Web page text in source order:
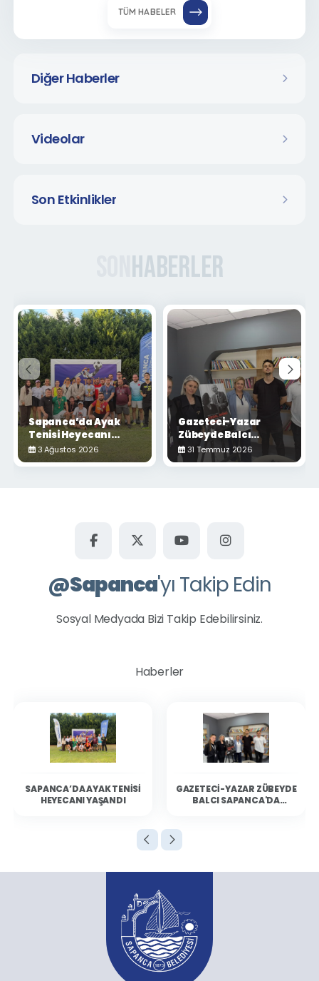
Diğer Haberler
Videolar
Son Etkinlikler
TÜM HABELER
Haberler
Sapanca’da Ayak
Tenisi Heyecanı
Yaşandı
3 Ağustos 2026
Gazeteci-Yazar
Zübeyde Balcı
Sapanca'da
Okurlarıyla Buluştu
31 Temmuz 2026
@Sapanca'yı Takip Edin
Sosyal Medyada Bizi Takip Edebilirsiniz.
Haberler
SAPANCA’DA AYAK TENISI
HEYECANI YAŞANDI
GAZETECI-YAZAR ZÜBEYDE
BALCI SAPANCA'DA